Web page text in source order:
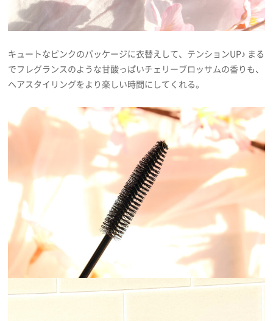
キュートなピンクのパッケージに衣替えして、テンションUP♪ まる
でフレグランスのような甘酸っぱいチェリーブロッサムの香りも、
ヘアスタイリングをより楽しい時間にしてくれる。